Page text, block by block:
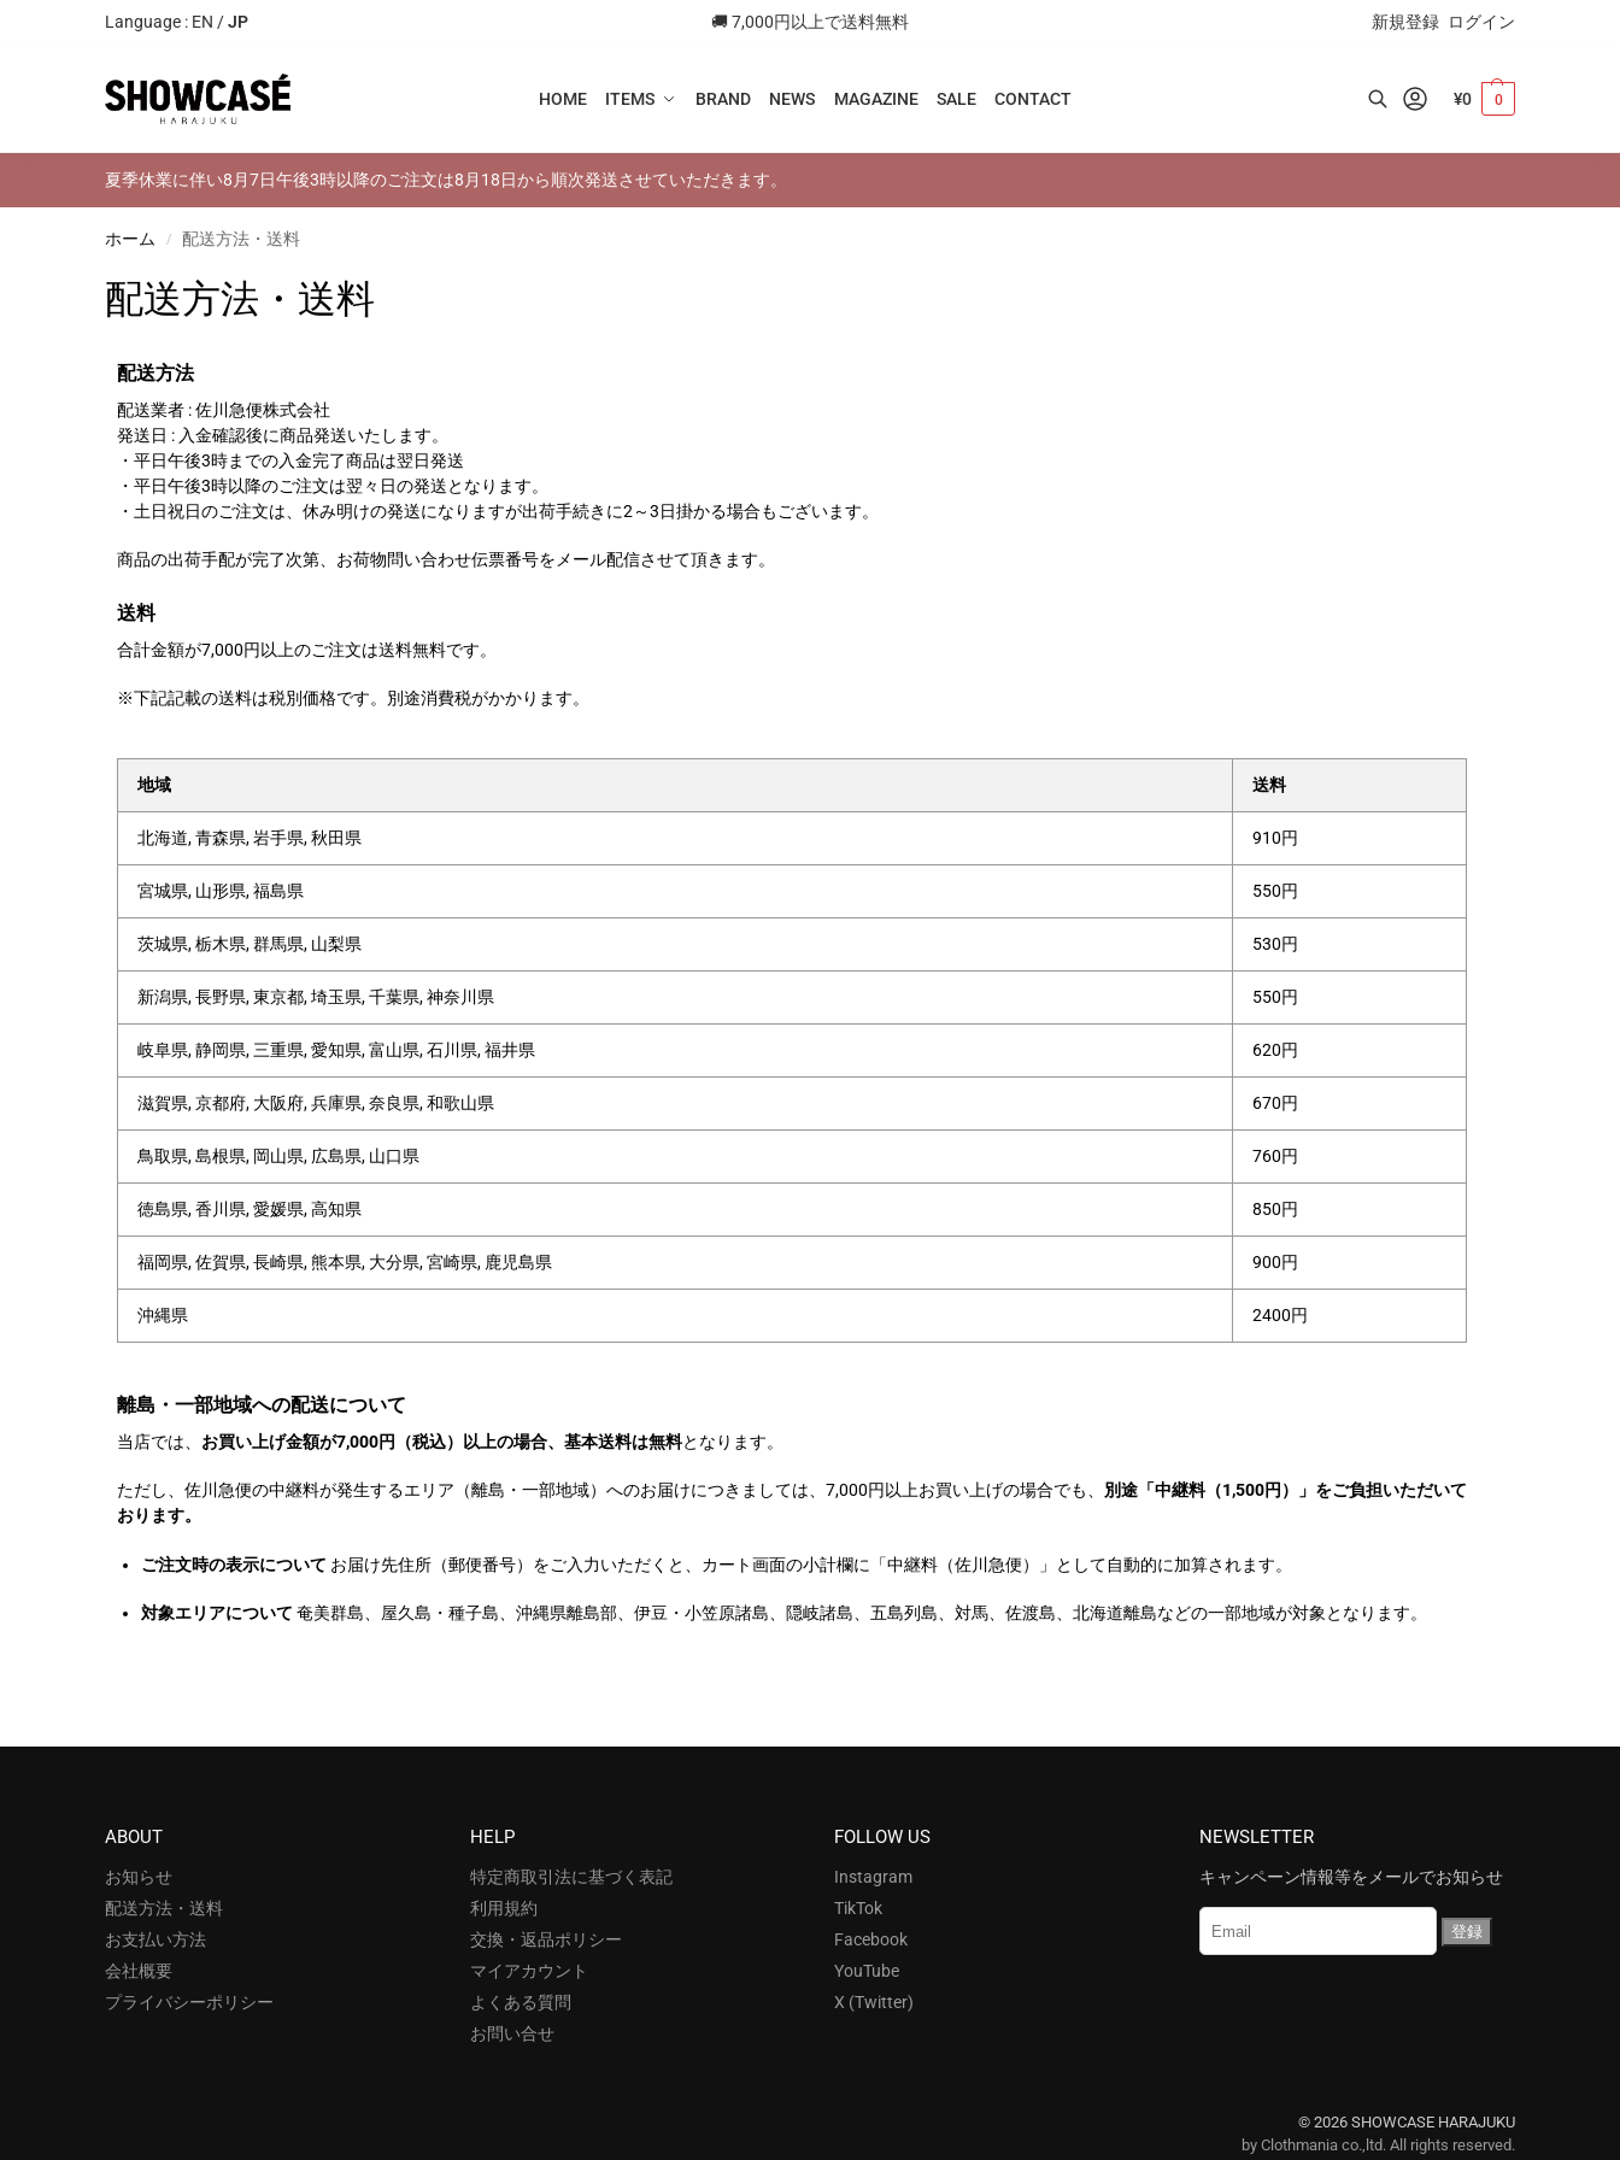
Language : EN /JP 🚚 7,000円以上で送料無料 新規登録 ログイン
HOME ITEMS BRAND NEWS MAGAZINE SALE CONTACT
Search
¥0 0
夏季休業に伴い8月7日午後3時以降のご注文は8月18日から順次発送させていただきます。
ホーム / 配送方法・送料
配送方法・送料
配送方法
配送業者 : 佐川急便株式会社
発送日 : 入金確認後に商品発送いたします。
・平日午後3時までの入金完了商品は翌日発送
・平日午後3時以降のご注文は翌々日の発送となります。
・土日祝日のご注文は、休み明けの発送になりますが出荷手続きに2～3日掛かる場合もございます。
商品の出荷手配が完了次第、お荷物問い合わせ伝票番号をメール配信させて頂きます。
送料
合計金額が7,000円以上のご注文は送料無料です。
※下記記載の送料は税別価格です。別途消費税がかかります。
地域 送料
北海道, 青森県, 岩手県, 秋田県 910円
宮城県, 山形県, 福島県 550円
茨城県, 栃木県, 群馬県, 山梨県 530円
新潟県, 長野県, 東京都, 埼玉県, 千葉県, 神奈川県 550円
岐阜県, 静岡県, 三重県, 愛知県, 富山県, 石川県, 福井県 620円
滋賀県, 京都府, 大阪府, 兵庫県, 奈良県, 和歌山県 670円
鳥取県, 島根県, 岡山県, 広島県, 山口県 760円
徳島県, 香川県, 愛媛県, 高知県 850円
福岡県, 佐賀県, 長崎県, 熊本県, 大分県, 宮崎県, 鹿児島県 900円
沖縄県 2400円
離島・一部地域への配送について
当店では、 お買い上げ金額が7,000円（税込）以上の場合、基本送料は無料となります。
ただし、佐川急便の中継料が発生するエリア（離島・一部地域）へのお届けにつきましては、7,000円以上お買い上げの場合でも、 別途「中継料（1,500円）」をご負担いただいて
おります。
ご注文時の表示について お届け先住所（郵便番号）をご入力いただくと、カート画面の小計欄に「中継料（佐川急便）」として自動的に加算されます。
対象エリアについて 奄美群島、屋久島・種子島、沖縄県離島部、伊豆・小笠原諸島、隠岐諸島、五島列島、対馬、佐渡島、北海道離島などの一部地域が対象となります。
ABOUT
お知らせ
配送方法・送料
お支払い方法
会社概要
プライバシーポリシー
HELP
特定商取引法に基づく表記
利用規約
交換・返品ポリシー
マイアカウント
よくある質問
お問い合せ
FOLLOW US
Instagram
TikTok
Facebook
YouTube
X (Twitter)
NEWSLETTER
キャンペーン情報等をメールでお知らせ
© 2026 SHOWCASE HARAJUKU
by Clothmania co.,ltd. All rights reserved.